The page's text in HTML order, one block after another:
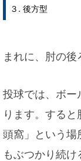
３. 後方型
まれに、肘の後
投球では、ボー
ります。する
頭窩」という場
もぶつかり続